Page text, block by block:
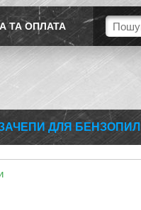
ТА ОПЛАТА
ДЛЯ